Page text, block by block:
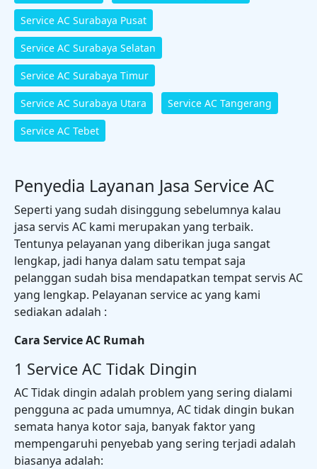
Service AC Surabaya Pusat
Service AC Surabaya Selatan
Service AC Surabaya Timur
Service AC Surabaya Utara Service AC Tangerang
Service AC Tebet
Penyedia Layanan Jasa Service AC
Seperti yang sudah disinggung sebelumnya kalau
jasa servis AC kami merupakan yang terbaik.
Tentunya pelayanan yang diberikan juga sangat
lengkap, jadi hanya dalam satu tempat saja
pelanggan sudah bisa mendapatkan tempat servis AC
yang lengkap. Pelayanan service ac yang kami
sediakan adalah :
Cara Service AC Rumah
1 Service AC Tidak Dingin
AC Tidak dingin adalah problem yang sering dialami
pengguna ac pada umumnya, AC tidak dingin bukan
semata hanya kotor saja, banyak faktor yang
mempengaruhi penyebab yang sering terjadi adalah
biasanya adalah: